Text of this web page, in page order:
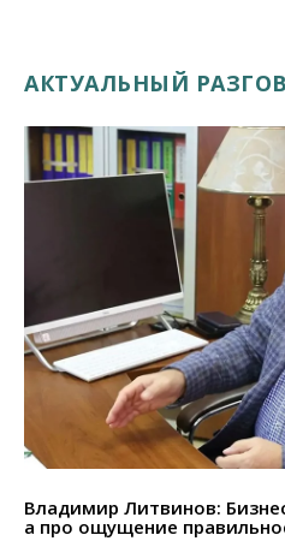
АКТУАЛЬНЫЙ
Владимир Литвинов:
а про ощущение